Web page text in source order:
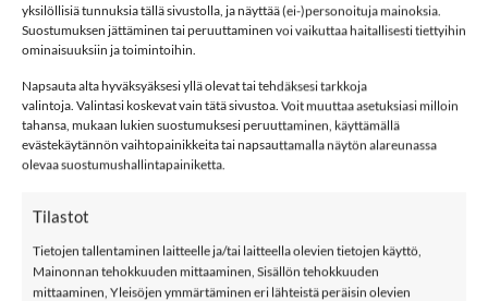
yksilöllisiä tunnuksia tällä sivustolla, ja näyttää (ei-)personoituja mainoksia.
Suostumuksen jättäminen tai peruuttaminen voi vaikuttaa haitallisesti tiettyihin
ominaisuuksiin ja toimintoihin.
Napsauta alta hyväksyäksesi yllä olevat tai tehdäksesi tarkkoja
valintoja. Valintasi koskevat vain tätä sivustoa. Voit muuttaa asetuksiasi milloin
tahansa, mukaan lukien suostumuksesi peruuttaminen, käyttämällä
evästekäytännön vaihtopainikkeita tai napsauttamalla näytön alareunassa
olevaa suostumushallintapainiketta.
Tilastot
Tietojen tallentaminen laitteelle ja/tai laitteella olevien tietojen käyttö,
Mainonnan tehokkuuden mittaaminen, Sisällön tehokkuuden
mittaaminen, Yleisöjen ymmärtäminen eri lähteistä peräisin olevien
NAME IT NMNMAFLEX10 heijastin toppalakki, Frost Gray määrä
LISÄÄ OSTOSKORIIN
Tuotetunnus (SKU):668799978869
Avainsana tuotteelle